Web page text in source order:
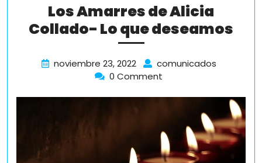
Los Amarres de Alicia
Collado- Lo que deseamos
Lo
que
noviembre 23, 2022noviembre
23,
comunicadosLos
Alicia
Collado-
Lo
que
0 Comment